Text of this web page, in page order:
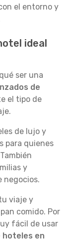
el entorno y
ideal
ser una
de
el tipo de
de lujo y
para quienes
y
negocios.
viaje y
comido. Por
fácil de usar
hoteles en